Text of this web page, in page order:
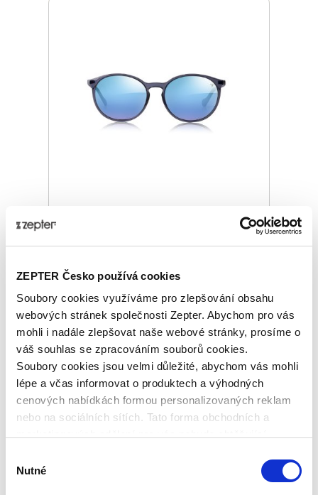
ZEPTER Česko používá cookies
Soubory cookies využíváme pro zlepšování obsahu
webových stránek společnosti Zepter. Abychom pro vás
mohli i nadále zlepšovat naše webové stránky, prosíme o
váš souhlas se zpracováním souborů cookies.
Soubory cookies jsou velmi důležité, abychom vás mohli
lépe a včas informovat o produktech a výhodných
cenových nabídkách formou personalizovaných reklam
nebo na sociálních sítích. Tato forma obchodních a
souhlasu
Nutné
Přihlaste se a zobrazí se vám cena pro
člena klubu.
Pouze členové klubu mají garanci
každého nákupu s přímým
zvýhodněním -5 % až -40 %!